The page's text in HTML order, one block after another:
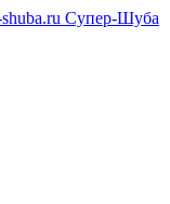
Супер-Шуба